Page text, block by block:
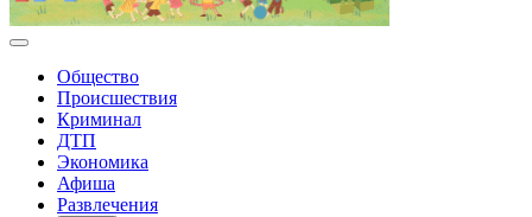
Общество
Происшествия
Криминал
ДТП
Экономика
Афиша
Развлечения